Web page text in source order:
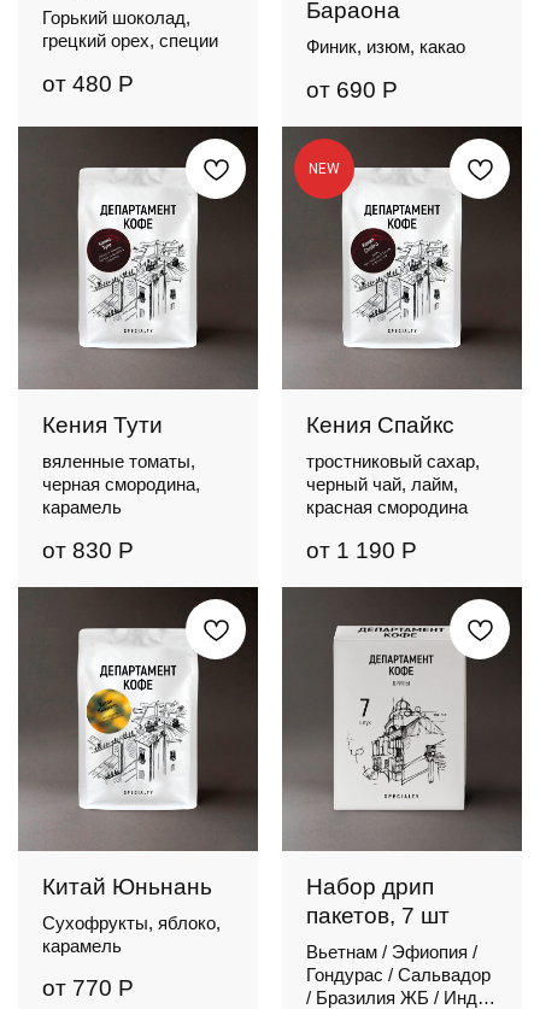
Горький шоколад,
грецкий орех, специи
от 480 Р
Бараона
Финик, изюм, какао
от 690 Р
Кения Тути
вяленные томаты,
черная смородина,
карамель
от 830 Р
NEW
Кения Спайкс
тростниковый сахар,
черный чай, лайм,
красная смородина
от 1 190 Р
Китай Юньнань
Сухофрукты, яблоко,
карамель
от 770 Р
Набор дрип
пакетов, 7 шт
Вьетнам / Эфиопия /
Гондурас / Сальвадор
/ Бразилия ЖБ / Индия